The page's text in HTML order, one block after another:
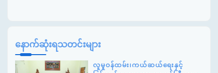
နောက်ဆုံးရသတင်းများ
လူမှုဝန်ထမ်း၊ကယ်ဆယ်ရေးနှင့်